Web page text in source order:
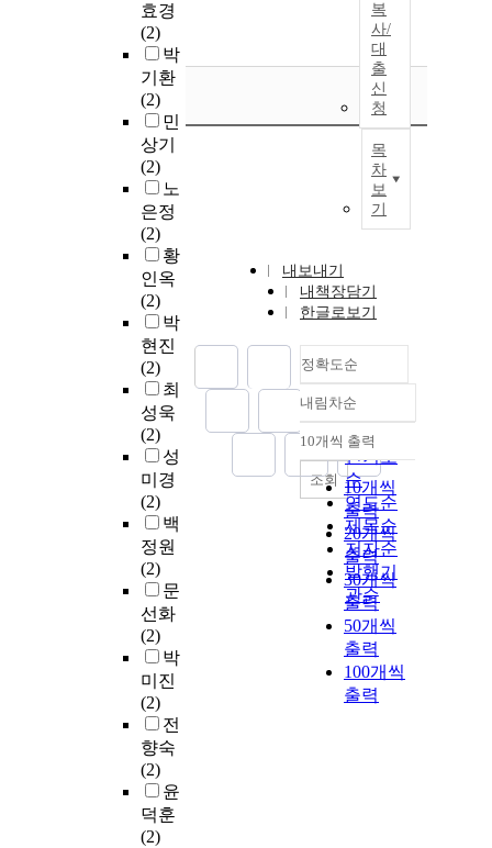
효경
(2)
박
기환
(2)
민
상기
(2)
노
은정
(2)
황
인옥
(2)
박
현진
(2)
최
성욱
(2)
성
미경
(2)
백
정원
(2)
문
선화
(2)
박
미진
(2)
전
향숙
(2)
윤
덕훈
(2)
복
사/
대
출
신
청
목
차
보
기
내보내기
내책장담기
한글로보기
정확도순
정확도
순
인기도
순
연도순
제목순
저자순
발행기
관순
내림차순
내림차순
10개씩 출력
10개씩
출력
20개씩
출력
30개씩
출력
50개씩
출력
100개씩
출력
조회